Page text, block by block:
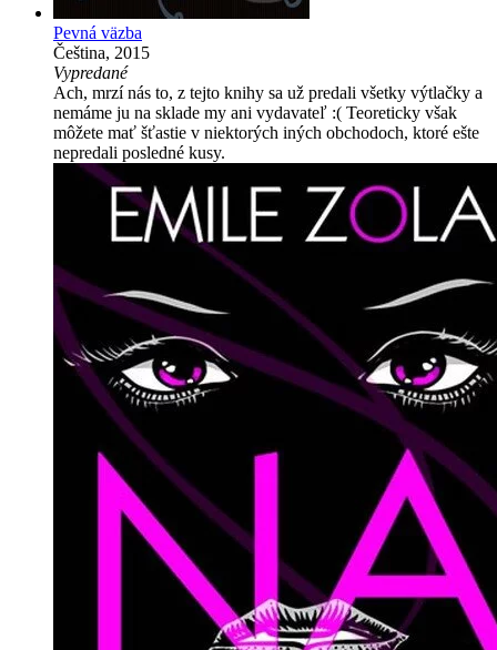
Pevná väzba
Čeština, 2015
Vypredané
Ach, mrzí nás to, z tejto knihy sa už predali všetky výtlačky a
nemáme ju na sklade my ani vydavateľ :( Teoreticky však
môžete mať šťastie v niektorých iných obchodoch, ktoré ešte
nepredali posledné kusy.